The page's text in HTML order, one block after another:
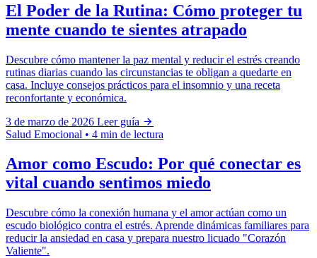
El Poder de la Rutina: Cómo proteger tu
mente cuando te sientes atrapado
Descubre cómo mantener la paz mental y reducir el estrés creando
rutinas diarias cuando las circunstancias te obligan a quedarte en
casa. Incluye consejos prácticos para el insomnio y una receta
reconfortante y económica.
3 de marzo de 2026 Leer guía
Salud Emocional • 4 min de lectura
Amor como Escudo: Por qué conectar es
vital cuando sentimos miedo
Descubre cómo la conexión humana y el amor actúan como un
escudo biológico contra el estrés. Aprende dinámicas familiares para
reducir la ansiedad en casa y prepara nuestro licuado "Corazón
Valiente".